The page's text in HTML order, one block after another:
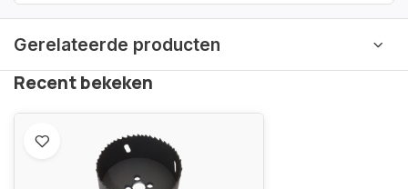
Gerelateerde producten
Recent bekeken